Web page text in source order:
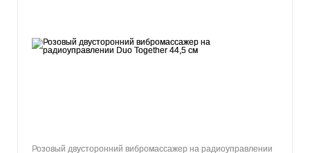
Розовый двусторонний вибромассажер на радиоуправлении